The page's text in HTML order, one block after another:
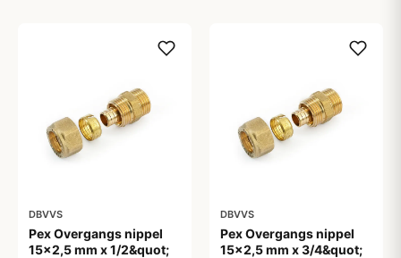
DBVVS
Pex Overgangs nippel
15x2,5 mm x 1/2&quot;
DBVVS
Pex Overgangs nippel
15x2,5 mm x 3/4&quot;